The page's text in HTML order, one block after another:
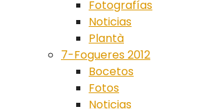
Fotografías
Noticias
Plantà
7-Fogueres 2012
Bocetos
Fotos
Noticias